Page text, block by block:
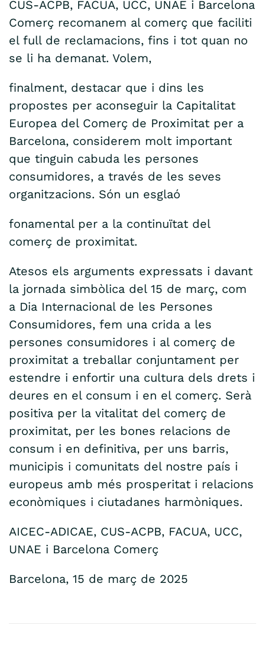
CUS-ACPB, FACUA, UCC, UNAE i Barcelona
Comerç recomanem al comerç que faciliti
el full de reclamacions, fins i tot quan no
se li ha demanat. Volem,
finalment, destacar que i dins les
propostes per aconseguir la Capitalitat
Europea del Comerç de Proximitat per a
Barcelona, considerem molt important
que tinguin cabuda les persones
consumidores, a través de les seves
organitzacions. Són un esglaó
fonamental per a la continuïtat del
comerç de proximitat.
Atesos els arguments expressats i davant
la jornada simbòlica del 15 de març, com
a Dia Internacional de les Persones
Consumidores, fem una crida a les
persones consumidores i al comerç de
proximitat a treballar conjuntament per
estendre i enfortir una cultura dels drets i
deures en el consum i en el comerç. Serà
positiva per la vitalitat del comerç de
proximitat, per les bones relacions de
consum i en definitiva, per uns barris,
municipis i comunitats del nostre país i
europeus amb més prosperitat i relacions
econòmiques i ciutadanes harmòniques.
AICEC-ADICAE, CUS-ACPB, FACUA, UCC,
UNAE i Barcelona Comerç
Barcelona, 15 de març de 2025